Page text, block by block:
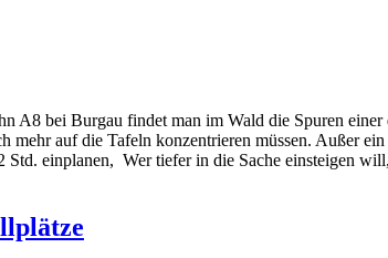
A8 bei Burgau findet man im Wald die Spuren einer
auf die Tafeln konzentrieren müssen. Außer
einplanen, Wer tiefer in die Sache einsteigen